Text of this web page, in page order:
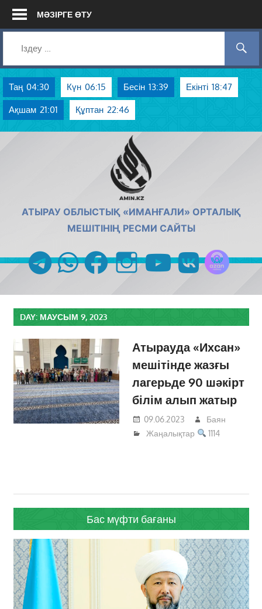
Skip
МӘЗІРГЕ ӨТУ
Таң 04:30 Күн 06:15 Бесін 13:39 Екінті 18:47
Ақшам 21:01 Құптан 22:46
АТЫРАУ ОБЛЫСТЫҚ «ИМАНҒАЛИ» ОРТАЛЫҚ
МЕШІТІНІҢ РЕСМИ САЙТЫ
telegramwhatsappfacebookinstagramyoutubevk
DAY: МАУСЫМ 9, 2023
Атырауда «Ихсан»
мешітінде жазғы
лагерьде 90 шәкірт
білім алып жатыр
09.06.2023
Баян
Жаңалықтар
1114
Бас мүфти бағаны